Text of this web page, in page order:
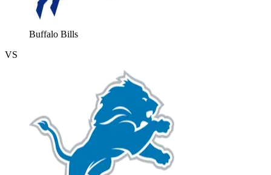
Buffalo Bills
VS